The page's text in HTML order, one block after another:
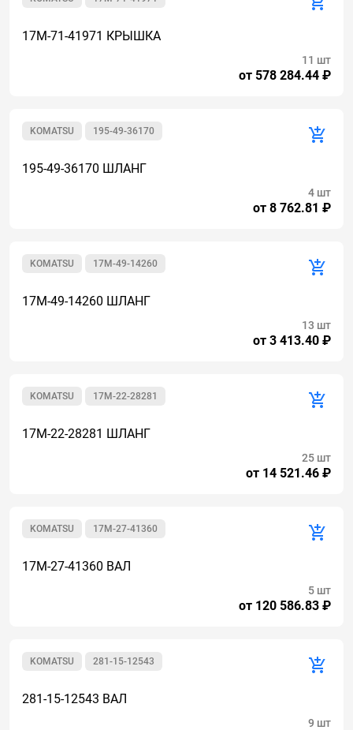
17M-71-41971 КРЫШКА
от 578 284.44 ₽
11 шт
195-49-36170
KOMATSU
195-49-36170 ШЛАНГ
от 8 762.81 ₽
4 шт
17M-49-14260
KOMATSU
17M-49-14260 ШЛАНГ
от 3 413.40 ₽
13 шт
17M-22-28281
KOMATSU
17M-22-28281 ШЛАНГ
от 14 521.46 ₽
25 шт
17M-27-41360
KOMATSU
17M-27-41360 ВАЛ
от 120 586.83 ₽
5 шт
281-15-12543
KOMATSU
281-15-12543 ВАЛ
9 шт